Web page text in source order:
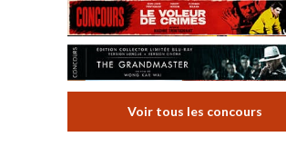
Voir tous les concours